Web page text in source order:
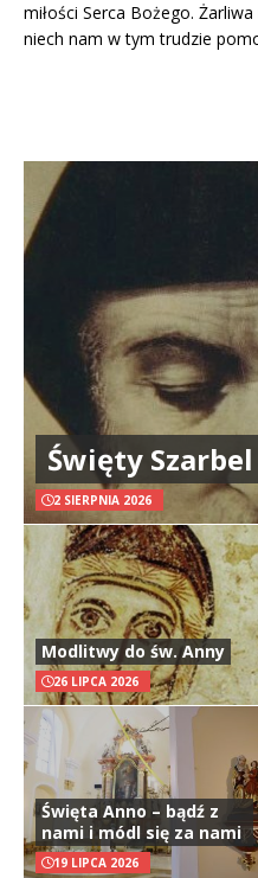
miłości Serca Bożego.
niech nam w tym trudzie
Święty
2 SIERPNIA 2026
Modlitwy do św. Anny
26 LIPCA 2026
Święta Anno – bądź z
nami i módl się za nami
19 LIPCA 2026